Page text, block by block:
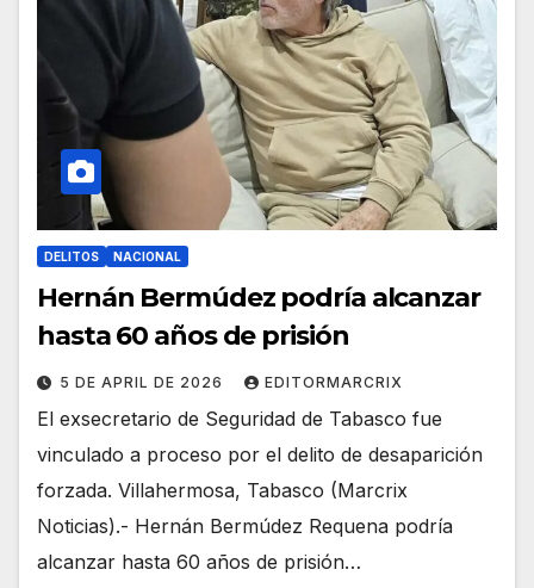
DELITOS NACIONAL
Hernán Bermúdez podría alcanzar
hasta 60 años de prisión
5 DE APRIL DE 2026 EDITORMARCRIX
El exsecretario de Seguridad de Tabasco fue
vinculado a proceso por el delito de desaparición
forzada. Villahermosa, Tabasco (Marcrix
Noticias).- Hernán Bermúdez Requena podría
alcanzar hasta 60 años de prisión…